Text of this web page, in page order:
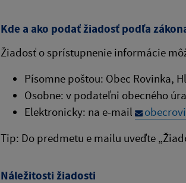
Kde a ako podať žiadosť podľa
Žiadosť o sprístupnenie informácie
Písomne poštou: Obec Rovinka,
Osobne: v podateľni obecného
Elektronicky: na e-mail
Tip: Do predmetu e mailu uveďte
Náležitosti žiadosti